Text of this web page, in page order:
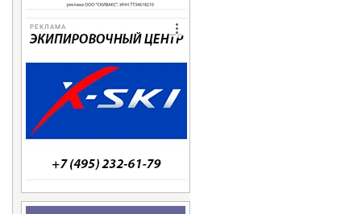
РЕКЛАМА